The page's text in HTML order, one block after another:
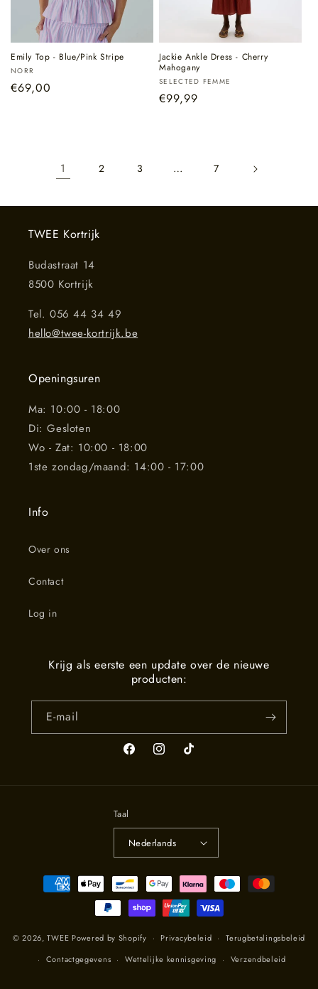
Emily Top - Blue/Pink Stripe
Verkoper:
NORR
Normale
€69,00
Jackie Ankle Dress - Cherry
Mahogany
Verkoper:
SELECTED FEMME
Normale
€99,99
1 2 3 … 7
TWEE Kortrijk
Budastraat 14
8500 Kortrijk
Tel. 056 44 34 49
hello@twee-kortrijk.be
Openingsuren
Ma: 10:00 - 18:00
Di: Gesloten
Wo - Zat: 10:00 - 18:00
1ste zondag/maand: 14:00 - 17:00
Info
Over ons
Contact
Log in
Krijg als eerste een update over de nieuwe
producten:
E‑mail
FacebookInstagramTikTok
Taal
Nederlands
Betaalmethoden
© 2026,TWEE Powered by Shopify Privacybeleid
Terugbetalingsbeleid
Contactgegevens
Wettelijke kennisgeving Verzendbeleid